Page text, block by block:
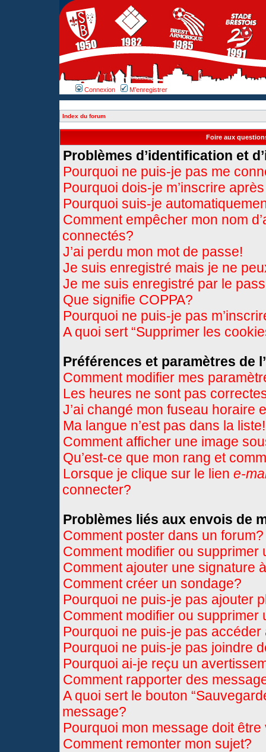
Connexion M’enregistrer
Index du forum
Foire aux
Problèmes d’identification et
Pourquoi ne puis-je pas me
Pourquoi dois-je m’inscrire
Pourquoi suis-je
Comment empêcher mon nom
connectés?
J’ai perdu mon mot de passe!
Je suis enregistré mais je ne
Je me suis enregistré par le
Que signifie COPPA?
Pourquoi ne puis-je pas
A quoi sert “Supprimer les
Préférences et paramètres de
Comment modifier mes
Les heures ne sont pas
J’ai changé mon fuseau horaire
Ma langue n’est pas dans la liste!
Comment afficher une image
Qu’est-ce que mon rang et
Lorsque je clique sur le lien e-
connecter?
Problèmes liés aux envois de
Comment poster dans un forum?
Comment modifier ou supprimer
Comment ajouter une signature
Comment créer un sondage?
Pourquoi ne puis-je pas ajouter
Comment modifier ou supprimer
Pourquoi ne puis-je pas accéder
Pourquoi ne puis-je pas joindre
Pourquoi ai-je reçu un
Comment rapporter des
A quoi sert le bouton
message?
Pourquoi mon message doit être
Comment remonter mon sujet?